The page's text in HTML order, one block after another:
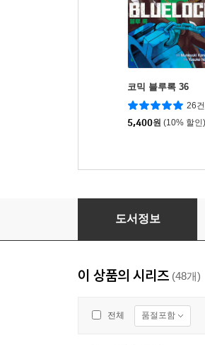
코믹 블루록 36
26건
5,400원 (10% 할인)
블루 록 캐릭터북
도서정보
이 상품의 시리즈 (48개)
전체 품절포함